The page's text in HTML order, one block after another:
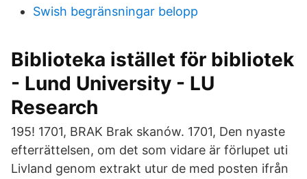
Swish begränsningar belopp
Biblioteka istället för bibliotek
- Lund University - LU
Research
195! 1701, BRAK Brak skanów. 1701, Den nyaste
efterrättelsen, om det som vidare är förlupet uti
Livland genom extrakt utur de med posten ifrån